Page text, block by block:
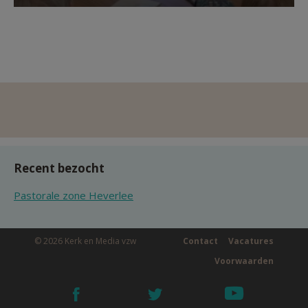
Recent bezocht
Pastorale zone Heverlee
© 2026 Kerk en Media vzw Vacatures
Contact
Voorwaarden